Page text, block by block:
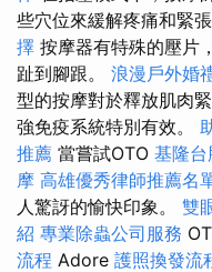
些穴位來緩解疼痛和緊張
擇 按摩器有特殊的壓片
趾到腳跟。 浪漫戶外婚
型的按摩對於釋放肌肉
強免疫系統特別有效。
推薦 當嘗試OTO 基隆
摩 高雄優秀律師推薦名
人驚訝的愉快印象。 雙
紹 專業除蟲公司服務
流程 Adore 護照換發流